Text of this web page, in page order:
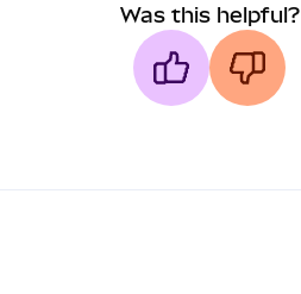
Was this helpful?